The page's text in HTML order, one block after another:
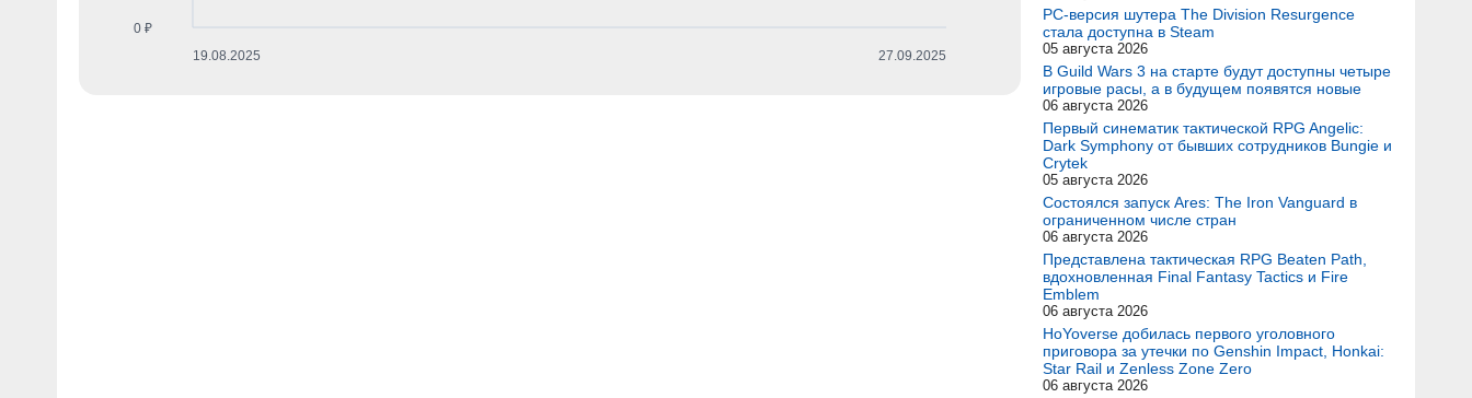
0 ₽
19.08.2025
27.09.2025
PC-версия шутера The Division Resurgence
стала доступна в Steam
05 августа 2026
В Guild Wars 3 на старте будут доступны четыре
игровые расы, а в будущем появятся новые
06 августа 2026
Первый синематик тактической RPG Angelic:
Dark Symphony от бывших сотрудников Bungie и
Crytek
05 августа 2026
Состоялся запуск Ares: The Iron Vanguard в
ограниченном числе стран
06 августа 2026
Представлена тактическая RPG Beaten Path,
вдохновленная Final Fantasy Tactics и Fire
Emblem
06 августа 2026
HoYoverse добилась первого уголовного
приговора за утечки по Genshin Impact, Honkai:
Star Rail и Zenless Zone Zero
06 августа 2026